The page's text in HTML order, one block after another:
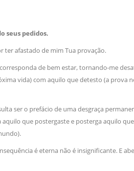
os irmãos e irmãs um novo
no Brasil recebe o ex-
ex-ministro das Relações Exteriores da
seus pedidos.
ter afastado de mim Tua provação.
de bem estar, tornando-me
vida) com aquilo que detesto (a prova
ser o prefácio de uma desgraça
que postergaste e posterga aquilo
é eterna não é insignificante. E